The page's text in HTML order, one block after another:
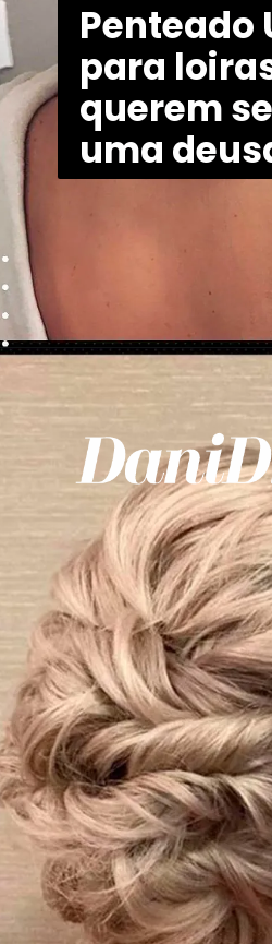
Penteado
para
querem
uma
Penteado
para
querem
uma
Opening